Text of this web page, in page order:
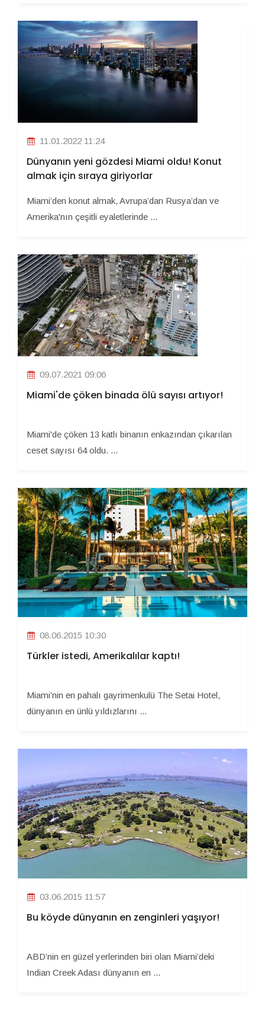
11.01.2022 11:24
Dünyanın yeni gözdesi Miami oldu! Konut
almak için sıraya giriyorlar
Miami’den konut almak, Avrupa’dan Rusya’dan ve
Amerika'nın çeşitli eyaletlerinde ...
09.07.2021 09:06
Miami'de çöken binada ölü sayısı artıyor!
Miami'de çöken 13 katlı binanın enkazından çıkarılan
ceset sayısı 64 oldu. ...
08.06.2015 10:30
Türkler istedi, Amerikalılar kaptı!
Miami’nin en pahalı gayrimenkulü The Setai Hotel,
dünyanın en ünlü yıldızlarını ...
03.06.2015 11:57
Bu köyde dünyanın en zenginleri yaşıyor!
ABD’nin en güzel yerlerinden biri olan Miami’deki
Indian Creek Adası dünyanın en ...